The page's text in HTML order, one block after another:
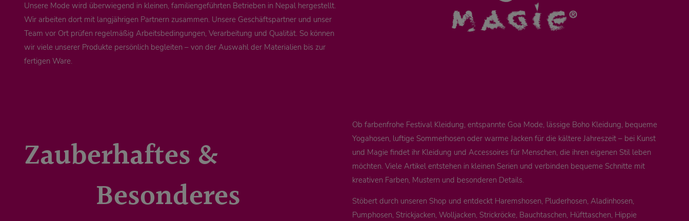
Unsere Mode wird überwiegend in kleinen, familiengeführten Betrieben in Nepal hergestellt.
Wir arbeiten dort mit langjährigen Partnern zusammen. Unsere Geschäftspartner und unser
Team vor Ort prüfen regelmäßig Arbeitsbedingungen, Verarbeitung und Qualität. So können
wir viele unserer Produkte persönlich begleiten – von der Auswahl der Materialien bis zur
fertigen Ware.
Zauberhaftes &
Besonderes
Ob farbenfrohe Festival Kleidung, entspannte Goa Mode, lässige Boho Kleidung, bequeme
Yogahosen, luftige Sommerhosen oder warme Jacken für die kältere Jahreszeit – bei Kunst
und Magie findet ihr Kleidung und Accessoires für Menschen, die ihren eigenen Stil leben
möchten. Viele Artikel entstehen in kleinen Serien und verbinden bequeme Schnitte mit
kreativen Farben, Mustern und besonderen Details.
Stöbert durch unseren Shop und entdeckt Haremshosen, Pluderhosen, Aladinhosen,
Pumphosen, Strickjacken, Wolljacken, Strickröcke, Bauchtaschen, Hüfttaschen, Hippie